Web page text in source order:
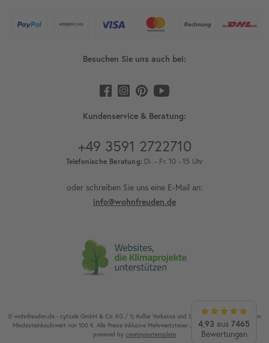
4,93 aus 7465
Bewertungen
Besuchen Sie uns auch bei:
Kundenservice & Beratung:
+49 3591 2722710
Telefonische Beratung: Di. - Fr. 10 - 15 Uhr
oder schreiben Sie uns eine E-Mail an:
info@wohnfreuden.de
© wohnfreuden.de - cytsale GmbH & Co. KG / 1) Außer Vorkasse und Speditionsware. 2) Ab einem
Mindesteinkaufswert von 100 €. Alle Preise inklusive Mehrwertsteuer / Alle Rechte vorbehalten.
powered by createyourtemplate